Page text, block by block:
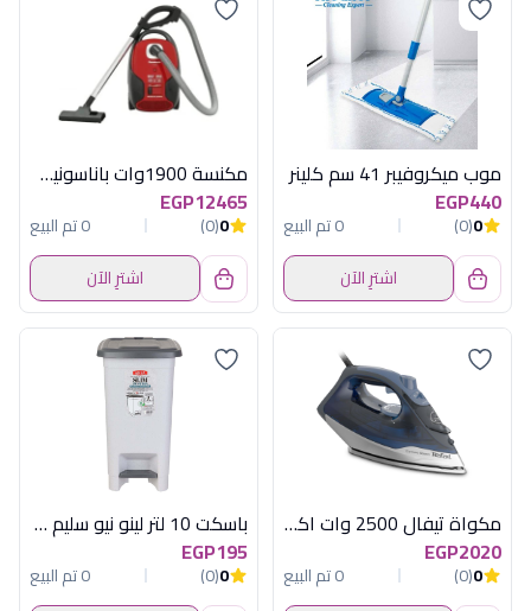
موب ميكروفيبر 41 سم كلينر
EGP440
0
(0)
0 تم البيع
اشترِ الآن
مكنسة 1900وات باناسونيك يابانى
EGP12465
0
(0)
0 تم البيع
اشترِ الآن
مكواة تيفال 2500 وات اكسيبريس ستيم
EGP2020
0
(0)
0 تم البيع
باسكت 10 لتر لينو نيو سليم جراى اكسا
EGP195
0
(0)
0 تم البيع